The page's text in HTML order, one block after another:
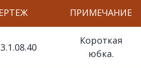
ПРИМЕЧАНИЕ
Короткая
юбка.